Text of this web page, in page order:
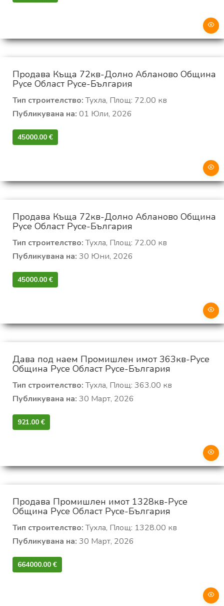
Продава Къща 72кв-Долно Абланово Община
Русе Област Русе-България
Тип строителство:Тухла, Площ: 72.00 кв
Публикувана на: 01 Юли, 2026
45000.00 €‎
Продава Къща 72кв-Долно Абланово Община
Русе Област Русе-България
Тип строителство:Тухла, Площ: 72.00 кв
Публикувана на: 30 Юни, 2026
45000.00 €‎
Дава под наем Промишлен имот 363кв-Русе
Община Русе Област Русе-България
Тип строителство:Тухла, Площ: 363.00 кв
Публикувана на: 30 Март, 2026
921.00 €‎
Продава Промишлен имот 1328кв-Русе
Община Русе Област Русе-България
Тип строителство:Тухла, Площ: 1328.00 кв
Публикувана на: 30 Март, 2026
664000.00 €‎